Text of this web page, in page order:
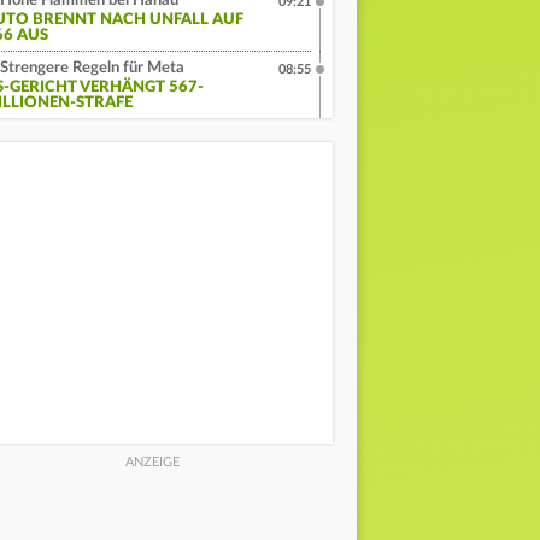
BRENNT NACH UNFALL AUF
AUS
Strengere Regeln für Meta
GERICHT VERHÄNGT 567-
STRAFE
08:55